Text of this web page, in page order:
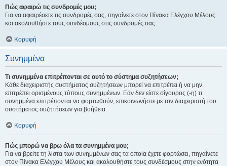
Πώς αφαιρώ τις συνδρομές μου;
Για να αφαιρέσετε τις συνδρομές σας, πηγαίνετε στον Πίνακα Ελέγχου Μέλους
και ακολουθήστε τους συνδέσμους στις συνδρομές σας.
Κορυφή
Συνημμένα
Τι συνημμένα επιτρέπονται σε αυτό το σύστημα συζητήσεων;
Κάθε διαχειριστής συστήματος συζητήσεων μπορεί να επιτρέπει ή να μην
επιτρέπει ορισμένους τύπους συνημμένων. Εάν δεν είστε σίγουρος (-η) τι
συνημμένα επιτρέπονται να φορτωθούν, επικοινωνήστε με τον διαχειριστή του
συστήματος συζητήσεων για βοήθεια.
Κορυφή
Πώς μπορώ να βρω όλα τα συνημμένα μου;
Για να βρείτε τη λίστα των συνημμένων σας τα οποία έχετε φορτώσει, πηγαίνετε
στον Πίνακα Ελέγχου Μέλους και ακολουθήστε τους συνδέσμους στην ενότητα